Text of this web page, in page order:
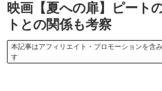
映画【夏への扉】ピート
トとの関係も考察
本記事はアフィリエイト・プロモーションを含
す